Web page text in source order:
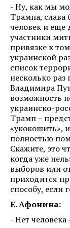
- Ну, как мы
Трампа, слава
человек и еще
участники
привязке к
украинской
список
несколько
Владимира
возможность
украинско-
Трамп –
«укокошить»,
полностью
Скажите, это
когда уже
выборов или
приходится
способу, если
Е. Афонина:
- Нет